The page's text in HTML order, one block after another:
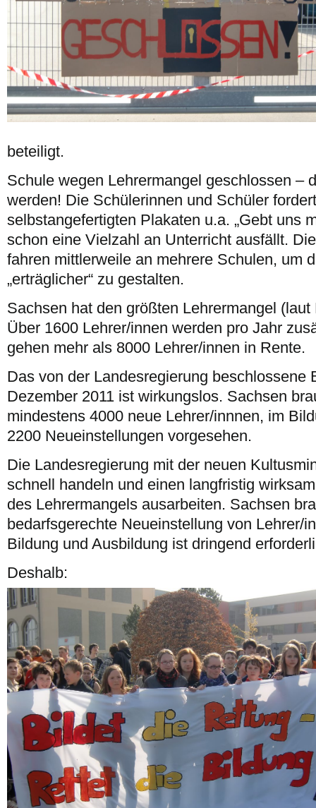
beteiligt.
Schule wegen Lehrermangel geschlossen –
werden! Die Schülerinnen und Schüler
selbstangefertigten Plakaten u.a. „Gebt uns
schon eine Vielzahl an Unterricht ausfällt.
fahren mittlerweile an mehrere Schulen, um
„erträglicher“ zu gestalten.
Sachsen hat den größten Lehrermangel
Über 1600 Lehrer/innen werden pro Jahr
gehen mehr als 8000 Lehrer/innen in Rente.
Das von der Landesregierung beschlossene
Dezember 2011 ist wirkungslos. Sachsen
mindestens 4000 neue Lehrer/innnen, im
2200 Neueinstellungen vorgesehen.
Die Landesregierung mit der neuen
schnell handeln und einen langfristig
des Lehrermangels ausarbeiten. Sachsen
bedarfsgerechte Neueinstellung von Lehrer/
Bildung und Ausbildung ist dringend
Deshalb: